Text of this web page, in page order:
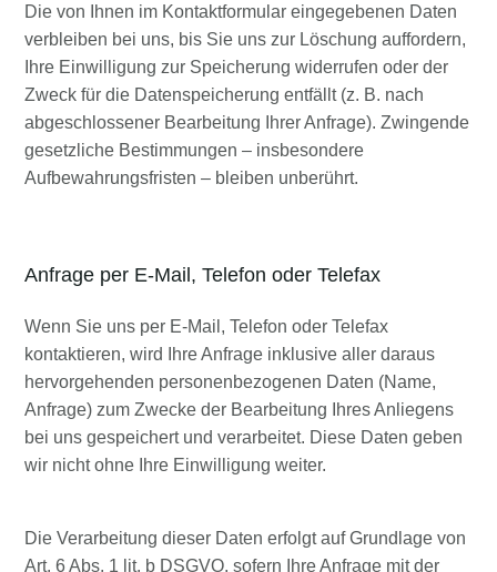
Die von Ihnen im Kontaktformular eingegebenen Daten
verbleiben bei uns, bis Sie uns zur Löschung auffordern,
Ihre Einwilligung zur Speicherung widerrufen oder der
Zweck für die Datenspeicherung entfällt (z. B. nach
abgeschlossener Bearbeitung Ihrer Anfrage). Zwingende
gesetzliche Bestimmungen – insbesondere
Aufbewahrungsfristen – bleiben unberührt.
Anfrage per E-Mail, Telefon oder Telefax
Wenn Sie uns per E-Mail, Telefon oder Telefax
kontaktieren, wird Ihre Anfrage inklusive aller daraus
hervorgehenden personenbezogenen Daten (Name,
Anfrage) zum Zwecke der Bearbeitung Ihres Anliegens
bei uns gespeichert und verarbeitet. Diese Daten geben
wir nicht ohne Ihre Einwilligung weiter.
Die Verarbeitung dieser Daten erfolgt auf Grundlage von
Art. 6 Abs. 1 lit. b DSGVO, sofern Ihre Anfrage mit der